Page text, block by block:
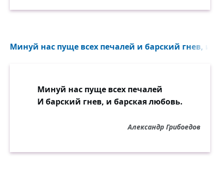
Минуй нас пуще всех печалей и барский гнев, и
Минуй нас пуще всех печалей
И барский гнев, и барская любовь.
Александр Грибоедов